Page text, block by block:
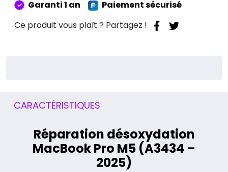
Garanti 1 an
Paiement sécurisé
Ce produit vous plaît ? Partagez !
CARACTÉRISTIQUES
Réparation désoxydation
MacBook Pro M5 (A3434 –
2025)